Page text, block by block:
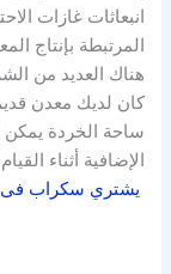
انبعاثات غازات
المرتبطة بإنتاج
هناك العديد من
كان لديك معدن
ساحة الخردة
الإضافية أثناء
يشتري سكراب